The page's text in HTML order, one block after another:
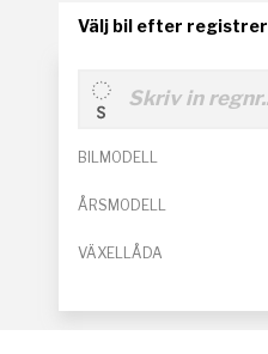
Välj bil efter
BILMODELL
ÅRSMODELL
VÄXELLÅDA